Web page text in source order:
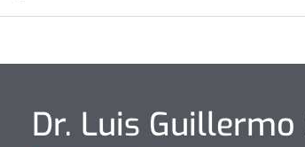
Dr. Luis Guillermo